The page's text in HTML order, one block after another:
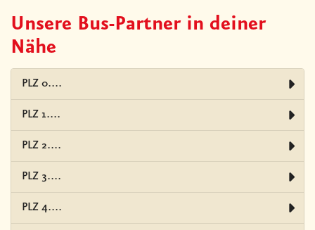
Unsere Bus-Partner in deiner
Nähe
PLZ 0....
PLZ 1....
PLZ 2....
PLZ 3....
PLZ 4....